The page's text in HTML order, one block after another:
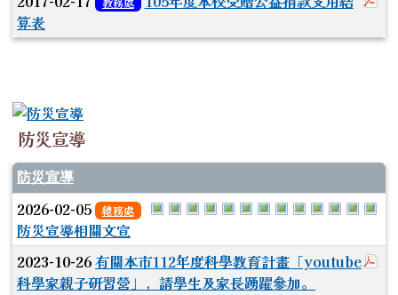
算表
防災宣導
防災宣導
於彈跳視窗觀看：
於彈跳視窗觀看：
於彈跳視窗觀看：
於彈跳視窗觀看：
於彈跳視窗觀看：
於彈跳視窗觀看：
於彈跳視窗觀看：
於彈跳視窗觀
於彈跳視窗
於彈跳視
於彈跳
於彈
2026-02-05 總務處
防災宣導相關文宣
2023-10-26有關本市112年度科學教育計畫「youtube
科學家親子研習營」，請學生及家長踴躍參加。